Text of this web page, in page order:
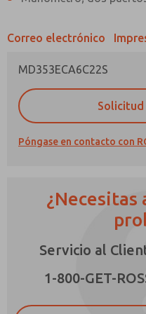
Correo electrónico
MD353ECA6C22S
Póngase en contacto con
¿Necesitas
Servicio al
1-800-GET-
¿Método de Contacto
Correo Electrónico
Envíenme
*Sí, he leído la
que los datos que
y almacenarán
destinados a
solicitud. Al
acepto el